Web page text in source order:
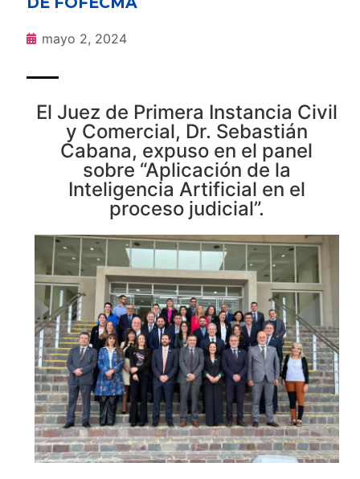
mayo 2, 2024
El Juez de Primera Instancia Civil
y Comercial, Dr. Sebastián
Cabana, expuso en el panel
sobre “Aplicación de la
Inteligencia Artificial en el
proceso judicial”.